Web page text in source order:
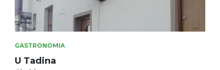
GASTRONOMIA
U Tadina